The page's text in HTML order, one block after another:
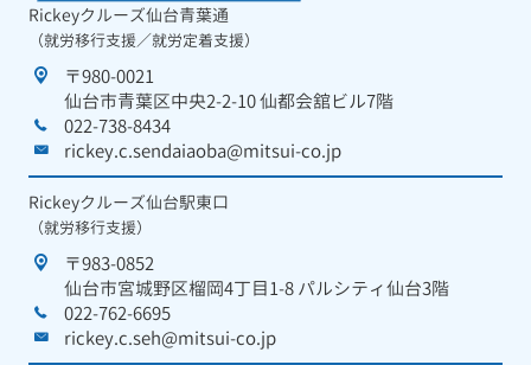
Rickeyクルーズ仙台青葉通
（就労移行支援／就労定着支援）
〒980-0021
仙台市青葉区中央2-2-10 仙都会舘ビル7階
022-738-8434
rickey.c.sendaiaoba@mitsui-co.jp
Rickeyクルーズ仙台駅東口
（就労移行支援）
〒983-0852
仙台市宮城野区榴岡4丁目1-8 パルシティ仙台3階
022-762-6695
rickey.c.seh@mitsui-co.jp